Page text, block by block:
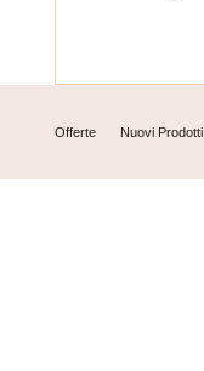
Offerte Nuovi Prodotti